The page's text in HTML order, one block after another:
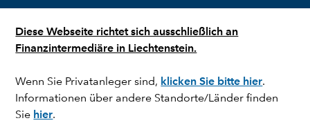
Diese Webseite richtet sich ausschließlich an
Finanzintermediäre in Liechtenstein.
Wenn Sie Privatanleger sind, klicken Sie bitte hier.
Informationen über andere Standorte/Länder finden
Sie hier.
die Zwischenwahlen in den
USA